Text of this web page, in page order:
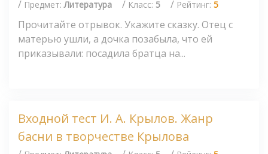
/ Предмет:Литература / Класс: 5 / Рейтинг: 5
Прочитайте отрывок. Укажите сказку. Отец с
матерью ушли, а дочка позабыла, что ей
приказывали: посадила братца на...
Входной тест И. А. Крылов. Жанр
басни в творчестве Крылова